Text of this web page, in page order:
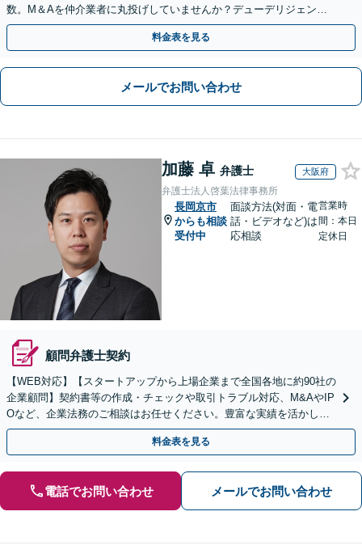
数。M＆Aを仲介業者に丸投げしていませんか？デューデリジェンス
や契約書作成・交渉はお任せください【初回無料】
料金表を見る
メールでお問い合わせ
加藤 卓 弁護士 大阪府
弁護士法人啓葉法律事務所
長岡京市
からも相談
受付中
面談方法(対面・電
話・ビデオなど)は
応相談
営業時
間：本日
定休日
顧問弁護士契約
【WEB対応】【スタートアップから上場企業まで全国各地に約90社の
企業顧問】契約書等の作成・チェックや取引トラブル対応、M&AやIP
Oなど、企業法務のご相談はお任せください。豊富な実績を活かし的
確に対応を進めてまいります。
料金表を見る
電話でお問い合わせ メールでお問い合わせ